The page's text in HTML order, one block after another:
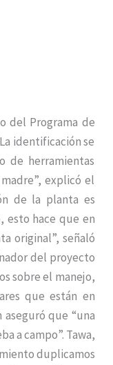
del Programa de
identificación se
de herramientas
explicó el
de la planta es
esto hace que en
original”, señaló
del proyecto
sobre el manejo,
que están en
que “una
a campo”. Tawa,
duplicamos